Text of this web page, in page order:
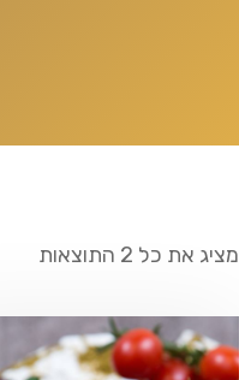
מציג את כל 2 התוצאות